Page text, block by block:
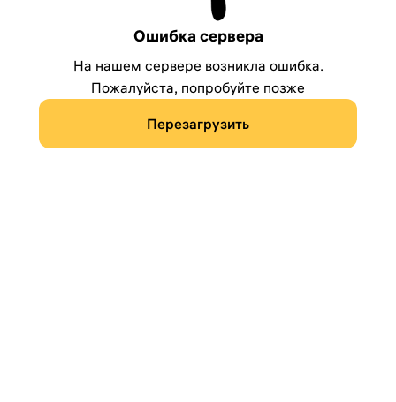
Ошибка сервера
На нашем сервере возникла ошибка.
Пожалуйста, попробуйте позже
Перезагрузить